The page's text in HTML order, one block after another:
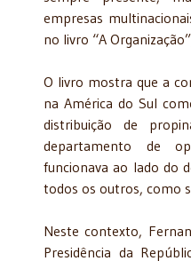
empresas
no livro “A
O livro mostra que a
na América do Sul
distribuição de
departamento de
funcionava ao lado do
todos os outros, como
Neste contexto,
Presidência da